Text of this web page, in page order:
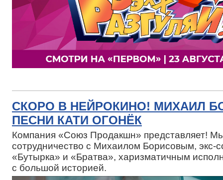
СКОРО В НЕЙРОКИНО! МИХАИЛ
ПЕСНИ КАТИ ОГОНЁК
Компания «Союз Продакшн» представляет!
сотрудничество с Михаилом Борисовым, экс-
«Бутырка» и «Братва», харизматичным
с большой историей.